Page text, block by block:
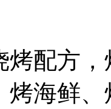
烤配方
烤海鲜